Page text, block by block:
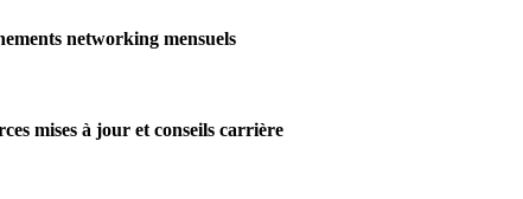
networking mensuels
mises à jour et conseils carrière